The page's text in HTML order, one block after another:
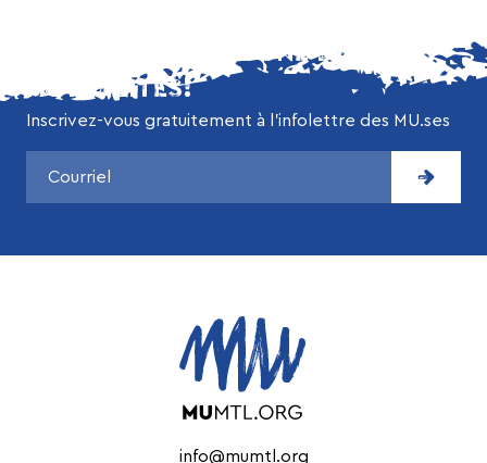
NE MANQUEZ AUCUNE DE NOS
ACTUALITÉS!
Inscrivez-vous gratuitement à l’infolettre des MU.ses
info@mumtl.org